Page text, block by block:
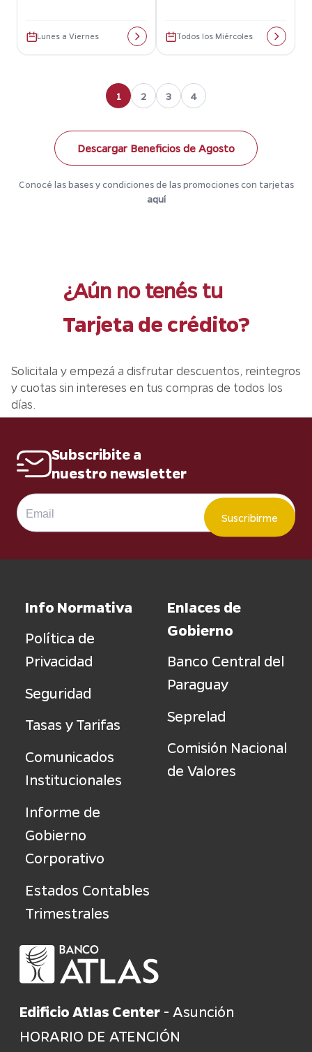
Lunes a Viernes Todos los Miércoles
1 2 3 4
Descargar Beneficios de Agosto
Conocé las bases y condiciones de las promociones con tarjetas
aquí
¿Aún no tenés tu
Tarjeta de crédito?
Solicitala y empezá a disfrutar descuentos, reintegros
y cuotas sin intereses en tus compras de todos los
días.
Subscribite a
nuestro newsletter
Suscribirme
Edificio Atlas Center - Asunción
HORARIO DE ATENCIÓN
Info Normativa
Política de
Privacidad
Seguridad
Tasas y Tarifas
Comunicados
Institucionales
Informe de
Gobierno
Corporativo
Estados Contables
Trimestrales
Enlaces de
Gobierno
Banco Central del
Paraguay
Seprelad
Comisión Nacional
de Valores